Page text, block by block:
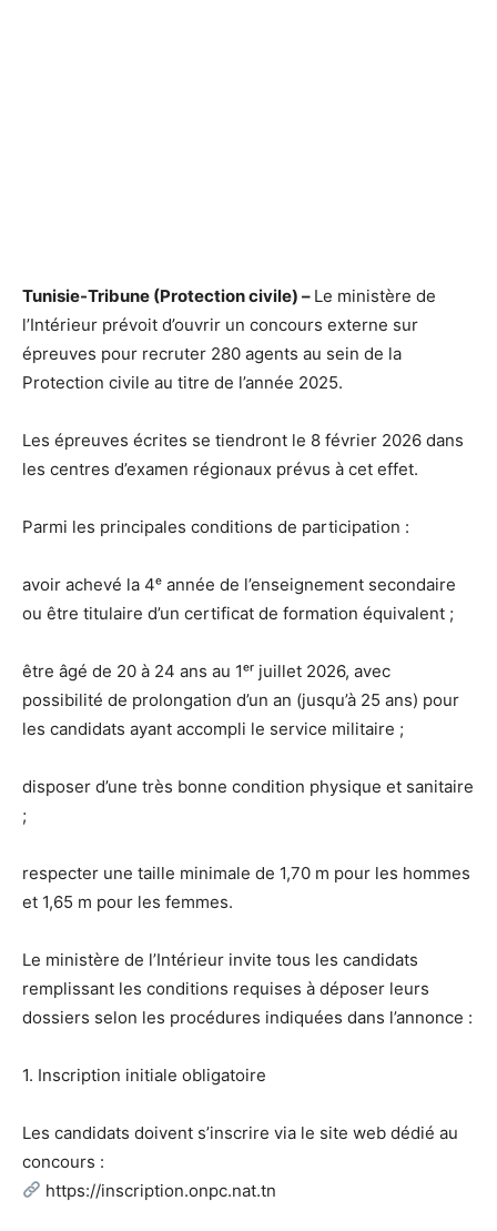
Tunisie-Tribune (Protection civile) – Le ministère de
l’Intérieur prévoit d’ouvrir un concours externe sur
épreuves pour recruter 280 agents au sein de la
Protection civile au titre de l’année 2025.
Les épreuves écrites se tiendront le 8 février 2026 dans
les centres d’examen régionaux prévus à cet effet.
Parmi les principales conditions de participation :
avoir achevé la 4ᵉ année de l’enseignement secondaire
ou être titulaire d’un certificat de formation équivalent ;
être âgé de 20 à 24 ans au 1ᵉʳ juillet 2026, avec
possibilité de prolongation d’un an (jusqu’à 25 ans) pour
les candidats ayant accompli le service militaire ;
disposer d’une très bonne condition physique et sanitaire
;
respecter une taille minimale de 1,70 m pour les hommes
et 1,65 m pour les femmes.
Le ministère de l’Intérieur invite tous les candidats
remplissant les conditions requises à déposer leurs
dossiers selon les procédures indiquées dans l’annonce :
1. Inscription initiale obligatoire
Les candidats doivent s’inscrire via le site web dédié au
concours :
https://inscription.onpc.nat.tn